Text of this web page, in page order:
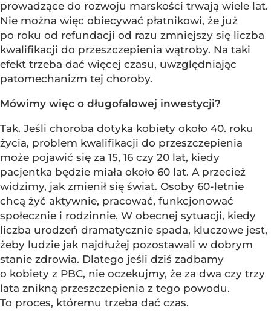
prowadzące do rozwoju marskości trwają wiele lat.
Nie można więc obiecywać płatnikowi, że już
po roku od refundacji od razu zmniejszy się liczba
kwalifikacji do przeszczepienia wątroby. Na taki
efekt trzeba dać więcej czasu, uwzględniając
patomechanizm tej choroby.
Mówimy więc o długofalowej inwestycji?
Tak. Jeśli choroba dotyka kobiety około 40. roku
życia, problem kwalifikacji do przeszczepienia
może pojawić się za 15, 16 czy 20 lat, kiedy
pacjentka będzie miała około 60 lat. A przecież
widzimy, jak zmienił się świat. Osoby 60-letnie
chcą żyć aktywnie, pracować, funkcjonować
społecznie i rodzinnie. W obecnej sytuacji, kiedy
liczba urodzeń dramatycznie spada, kluczowe jest,
żeby ludzie jak najdłużej pozostawali w dobrym
stanie zdrowia. Dlatego jeśli dziś zadbamy
o kobiety z PBC, nie oczekujmy, że za dwa czy trzy
lata znikną przeszczepienia z tego powodu.
To proces, któremu trzeba dać czas.